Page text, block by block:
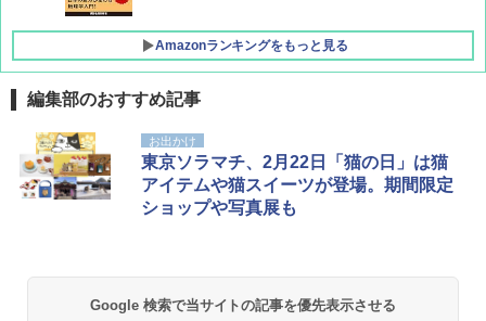
Amazonランキングをもっと見る
[キャンパーズコレクション 山善] ポップアッ
プテント 傘みたいに広げて畳める パッとサ
ッとサンシェード キューブ フルクローズ メ
ッシュ 簡単設置 ワンタッチテント キャンプ
&ハイキング カーキ PATC-150(KH)
PYKES PEAK (パイクスピーク) 着替えテン
DEWEL パラソル 大型 ビーチ アウトドアパ
ラソル ガーデン サイトシート付 折りたたみ
防水 UVカット 4段階高さ調整 軽量 収納袋付
き
-08EX カーキ ソロキャンプ ポリエステル フ
編集部のおすすめ記事
お出かけ
東京ソラマチ、2月22日「猫の日」は猫
アイテムや猫スイーツが登場。期間限定
ショップや写真展も
Google 検索で当サイトの記事を優先表示させる